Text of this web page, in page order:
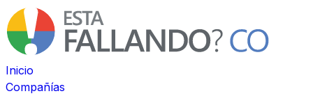
Inicio
Compañías